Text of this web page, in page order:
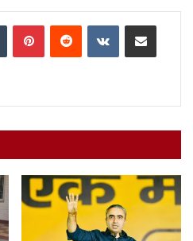
Tumblr PinterestReddit VKontakteShare via Email